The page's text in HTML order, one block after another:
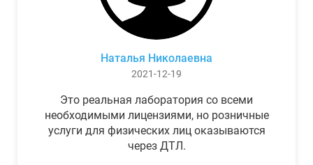
Наталья Николаевна
2021-12-19
Это реальная лаборатория со всеми
необходимыми лицензиями, но розничные
услуги для физических лиц оказываются
через ДТЛ.